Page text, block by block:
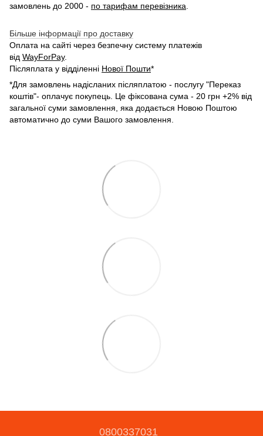
замовлень до 2000 - по тарифам перевізника
Більше інформації про доставку
Оплата на сайті через безпечну систему платежів
від WayForPay.
Післяплата у відділенні Нової Пошти*
*Для замовлень надісланих післяплатою - послугу "Переказ
коштів"- оплачує покупець. Це фіксована сума - 20 грн +2% від
загальної суми замовлення, яка додається Новою Поштою
автоматично до суми Вашого замовлення.
0800337031